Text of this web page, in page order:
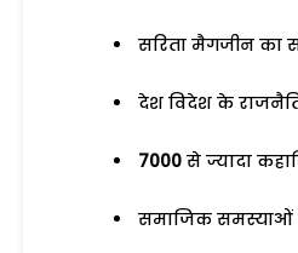
सरिता मैगजीन का
देश विदेश के
7000 से ज्यादा
समाजिक